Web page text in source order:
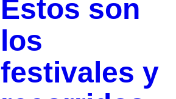
Estos son
los
festivales y